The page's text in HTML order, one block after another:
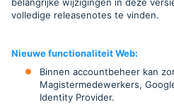
volledige releasenotes te vinden.
Nieuwe functionaliteit Web:
Binnen accountbeheer kan
Magistermedewerkers,
Identity Provider.